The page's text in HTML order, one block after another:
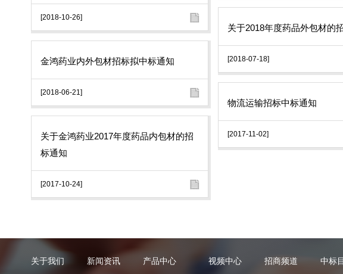
[2018-10-26]
关于2018年度药品外包材的
[2018-07-18]
金鸿药业内外包材招标拟中标通知
[2018-06-21]
物流运输招标中标通知
[2017-11-02]
关于金鸿药业2017年度药品内包材的招
标通知
[2017-10-24]
关于我们 新闻资讯 产品中心 视频中心 招商频道 中标